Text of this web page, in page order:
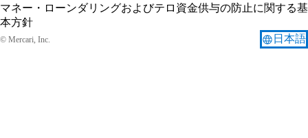
マネー・ローンダリングおよびテロ資金供与の防止に関する基
本方針
X
Facebook
© Mercari, Inc. 日本語